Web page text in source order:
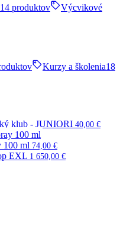
14 produktov
Výcvikové
Kurzy a školenia18
klub - JUNIORI 40,00 €
ml 74,00 €
EXL 1 650,00 €